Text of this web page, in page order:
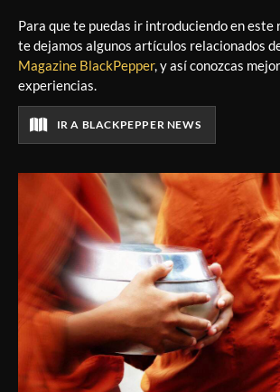
Para que te puedas ir introduciendo en este
te dejamos algunos artículos relacionados
Magazine BlackPepper, y así conozcas
experiencias.
IR A BLACKPEPPER NEWS